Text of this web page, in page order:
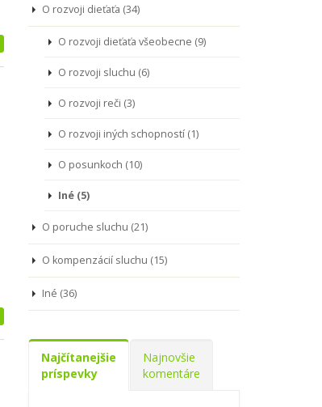
O rozvoji dieťaťa (34)
O rozvoji dieťaťa všeobecne (9)
O rozvoji sluchu (6)
O rozvoji reči (3)
O rozvoji iných schopností (1)
O posunkoch (10)
Iné (5)
O poruche sluchu (21)
O kompenzácií sluchu (15)
Iné (36)
Najčítanejšie
príspevky
Najnovšie
komentáre